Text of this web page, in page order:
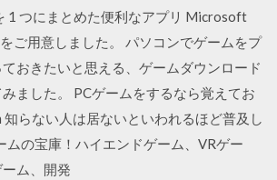
1 つにまとめた便利なアプリ Microsoft
ご用意しました。 パソコンでゲームをプ
おきたいと思える、ゲームダウンロード
ました。 PCゲームをするなら覚えてお
知らない人は居ないといわれるほど普及し
ムの宝庫！ハイエンドゲーム、VRゲー
ム、開発